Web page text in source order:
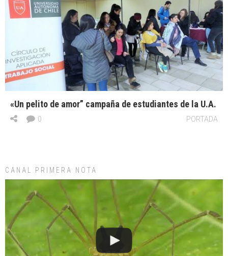
«Un pelito de amor” campaña de estudiantes de la U.A.
PORTADA
0
CANAL PRIMERA NOTA